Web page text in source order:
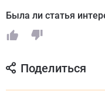
Была ли статья
Поделиться